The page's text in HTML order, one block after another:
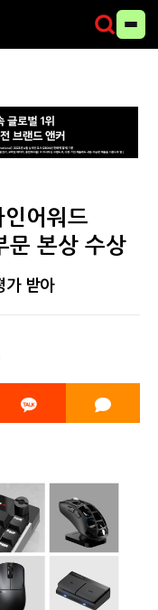
어워드
문 본상 수상
가 받아